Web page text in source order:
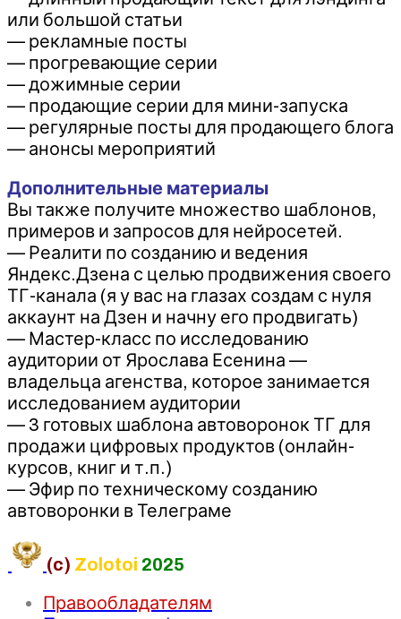
или большой статьи
— рекламные посты
— прогревающие серии
— дожимные серии
— продающие серии для мини-запуска
— регулярные посты для продающего блога
— анонсы мероприятий
Дополнительные материалы
Вы также получите множество шаблонов,
примеров и запросов для нейросетей.
— Реалити по созданию и ведения
Яндекс.Дзена с целью продвижения своего
ТГ-канала (я у вас на глазах создам с нуля
аккаунт на Дзен и начну его продвигать)
— Мастер-класс по исследованию
аудитории от Ярослава Есенина —
владельца агенства, которое занимается
исследованием аудитории
— 3 готовых шаблона автоворонок ТГ для
продажи цифровых продуктов (онлайн-
курсов, книг и т.п.)
— Эфир по техническому созданию
автоворонки в Телеграме
(c) Zolotoi 2025
Правообладателям